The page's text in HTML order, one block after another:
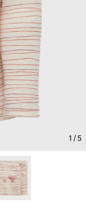
1 / 5